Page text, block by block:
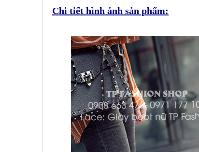
Chi tiết hình ảnh sản phẩm: